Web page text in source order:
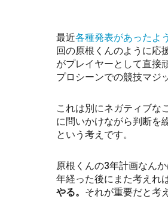
最近各種発表があったよ
回の原根くんのように応
がプレイヤーとして直接
プロシーンでの競技マジ
これは別にネガティブな
に問いかけながら判断を
という考えです。
原根くんの3年計画なん
年経った後にまた考えれ
やる。 それが重要だと考